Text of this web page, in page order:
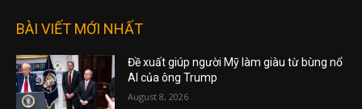
BÀI VIẾT MỚI NHẤT
Đề xuất giúp người Mỹ làm giàu từ bùng nổ
AI của ông Trump
August 8, 2026